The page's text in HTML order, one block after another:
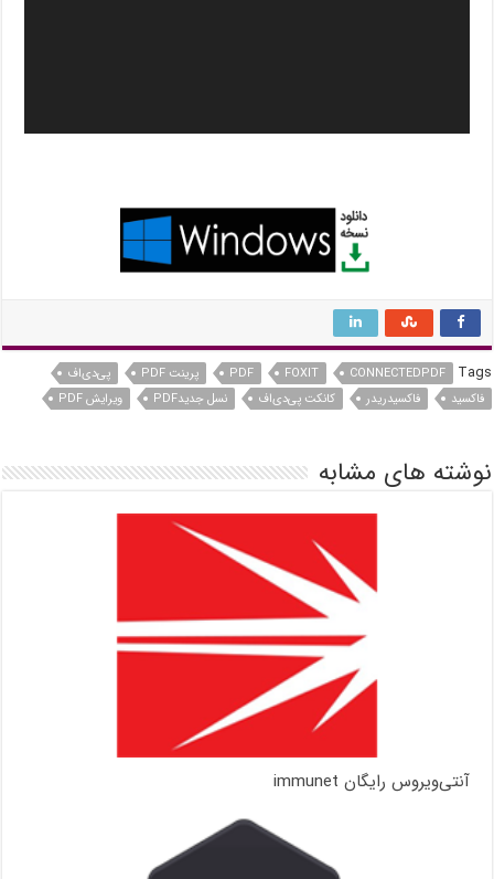
Tags
CONNECTEDPDF
FOXIT
PDF پرینت PDF
پی‌دی‌اف
فاکسید
فاکسیدریدر کانکت پی‌دی‌اف نسل جدیدPDF ویرایش PDF
نوشته های مشابه
آنتی‌ویروس رایگان immunet